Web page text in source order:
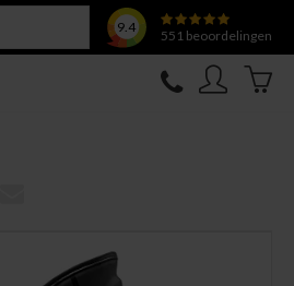
9.4
551 beoordelingen